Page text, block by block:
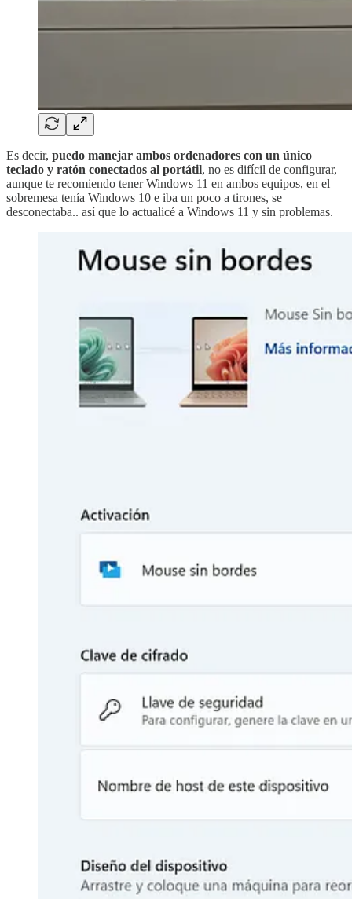
Es decir, puedo manejar ambos ordenadores con un único
teclado y ratón conectados al portátil, no es difícil de configurar,
aunque te recomiendo tener Windows 11 en ambos equipos, en el
sobremesa tenía Windows 10 e iba un poco a tirones, se
desconectaba.. así que lo actualicé a Windows 11 y sin problemas.